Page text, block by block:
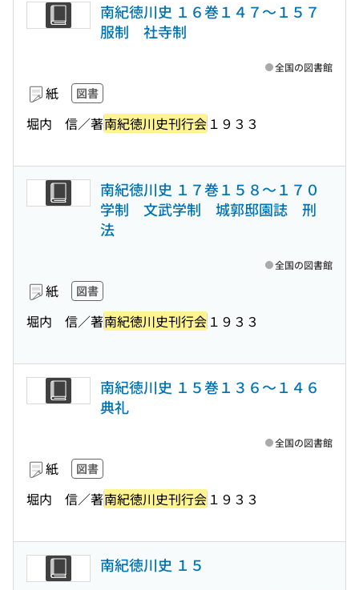
南紀徳川史 １６巻１４７〜１５７
服制 社寺制
紙 図書
堀内 信／著南紀徳川史刊行会 １９３３
全国の図書館
南紀徳川史 １７巻１５８〜１７０
学制 文武学制 城郭邸園誌 刑
法
紙 図書
堀内 信／著南紀徳川史刊行会 １９３３
全国の図書館
南紀徳川史 １５巻１３６〜１４６
典礼
紙 図書
堀内 信／著南紀徳川史刊行会 １９３３
全国の図書館
南紀徳川史 １５